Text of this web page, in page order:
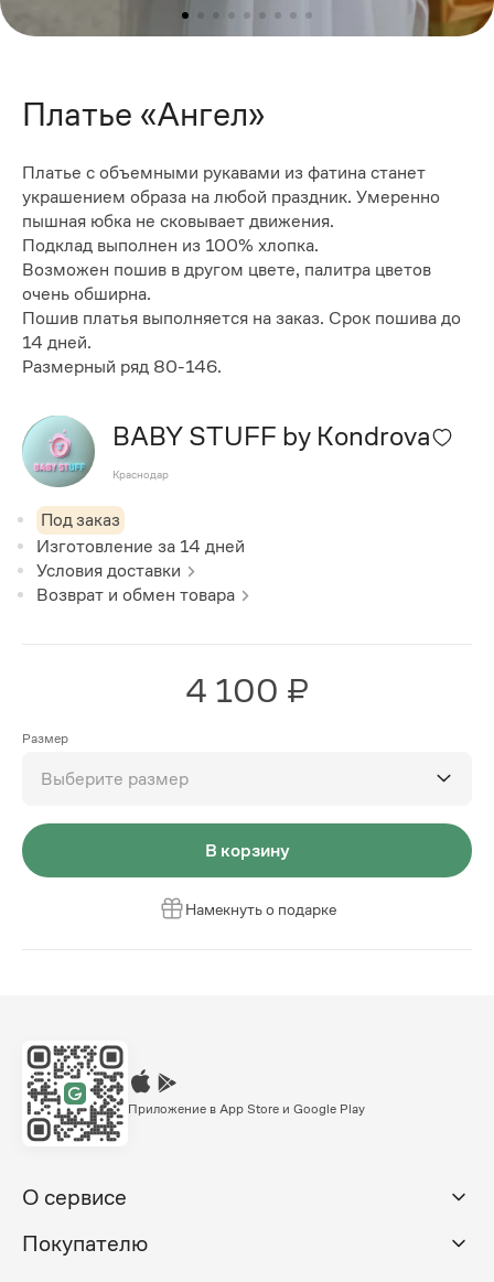
Платье «Ангел»
Платье с объемными рукавами из фатина станет
украшением образа на любой праздник. Умеренно
пышная юбка не сковывает движения.
Подклад выполнен из 100% хлопка.
Возможен пошив в другом цвете, палитра цветов
очень обширна.
Пошив платья выполняется на заказ. Срок пошива до
14 дней.
Размерный ряд 80-146.
BABY STUFF by Kondrova
Краснодар
Под заказ
Изготовление за 14 дней
Условия доставки
Возврат и обмен товара
4 100 ₽
Размер
Выберите размер
В корзину
Намекнуть о подарке
Приложение в App Store и Google Play
О сервисе
Покупателю